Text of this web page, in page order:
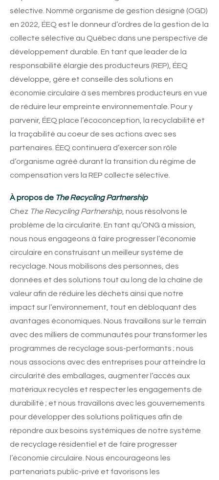
sélective. Nommé organisme de gestion désigné (OGD)
en 2022, ÉEQ est le donneur d’ordres de la gestion de la
collecte sélective au Québec dans une perspective de
développement durable. En tant que leader de la
responsabilité élargie des producteurs (REP), ÉEQ
développe, gère et conseille des solutions en
économie circulaire à ses membres producteurs en vue
de réduire leur empreinte environnementale. Pour y
parvenir, ÉEQ place l’écoconception, la recyclabilité et
la traçabilité au coeur de ses actions avec ses
partenaires. ÉEQ continuera d’exercer son rôle
d’organisme agréé durant la transition du régime de
compensation vers la REP collecte sélective.
À propos de The Recycling Partnership
Chez The Recycling Partnership , nous résolvons le
problème de la circularité. En tant qu’ONG à mission,
nous nous engageons à faire progresser l’économie
circulaire en construisant un meilleur système de
recyclage. Nous mobilisons des personnes, des
données et des solutions tout au long de la chaîne de
valeur afin de réduire les déchets ainsi que notre
impact sur l’environnement, tout en débloquant des
avantages économiques. Nous travaillons sur le terrain
avec des milliers de communautés pour transformer les
programmes de recyclage sous-performants ; nous
nous associons avec des entreprises pour atteindre la
circularité des emballages, augmenter l’accès aux
matériaux recyclés et respecter les engagements de
durabilité ; et nous travaillons avec les gouvernements
pour développer des solutions politiques afin de
répondre aux besoins systémiques de notre système
de recyclage résidentiel et de faire progresser
l’économie circulaire. Nous encourageons les
partenariats public-privé et favorisons les